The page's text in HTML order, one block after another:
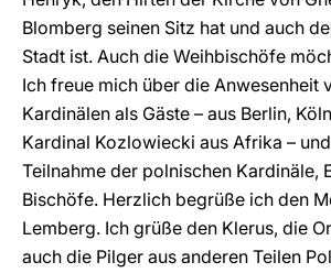
Blomberg seinen Sitz hat und auch
Stadt ist. Auch die Weihbischöfe
Ich freue mich über die Anwesenheit
Kardinälen als Gäste – aus Berlin,
Kardinal Kozlowiecki aus Afrika –
Teilnahme der polnischen Kardinäle,
Bischöfe. Herzlich begrüße ich den
Lemberg. Ich grüße den Klerus, die
auch die Pilger aus anderen Teilen